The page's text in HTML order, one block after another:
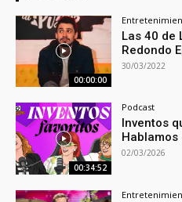
00:00:00
Las 40 de
Redondo
30/03/2022
00:34:52
Podcast
Inventos
02/03/2026